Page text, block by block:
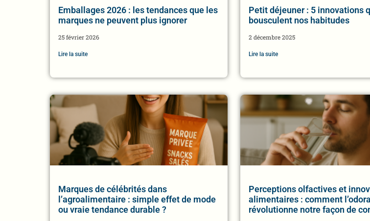
Emballages 2026 : les tendances que les
marques ne peuvent plus ignorer
25 février 2026
Lire la suite
Petit déjeuner : 5 innovations
bousculent nos habitudes
2 décembre 2025
Lire la suite
Marques de célébrités dans
l’agroalimentaire : simple effet de mode
ou vraie tendance durable ?
Perceptions olfactives et
alimentaires : comment
révolutionne notre façon de